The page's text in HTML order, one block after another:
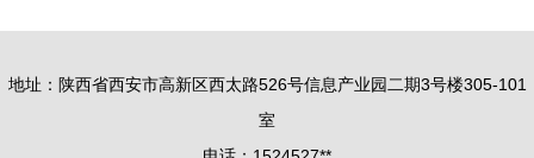
厂”认定
地址：陕西省西安市高新区西太路526号信息产业园二期3号楼305-101
室